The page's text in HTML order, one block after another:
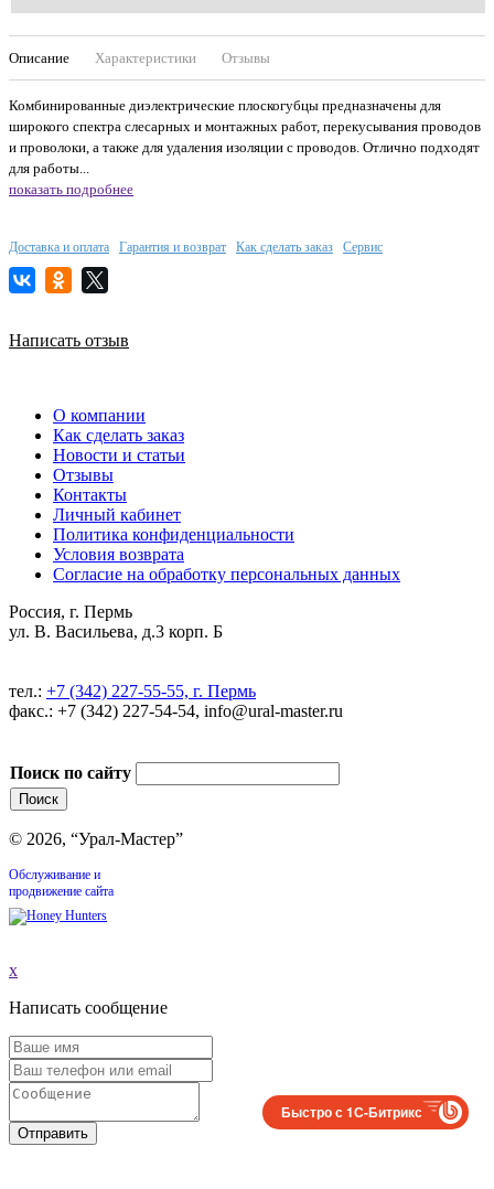
Описание Характеристики Отзывы
Комбинированные диэлектрические плоскогубцы предназначены для
широкого спектра слесарных и монтажных работ, перекусывания проводов
и проволоки, а также для удаления изоляции с проводов. Отлично подходят
для работы...
показать подробнее
Доставка и оплата Гарантия и возврат Как сделать заказ Сервис
Написать отзыв
О компании
Как сделать заказ
Новости и статьи
Отзывы
Контакты
Личный кабинет
Политика конфиденциальности
Условия возврата
Согласие на обработку персональных данных
Россия, г. Пермь
ул. В. Васильева, д.3 корп. Б
тел.: +7 (342) 227-55-55, г. Пермь
факс.: +7 (342) 227-54-54, info@ural-master.ru
Поиск по сайту
© 2026, “Урал-Мастер”
Обслуживание и
продвижение сайта
x
Написать сообщение
Отправить
Быстро с 1С-Битрикс